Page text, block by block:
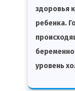
здоровья
ребенка.
уровень